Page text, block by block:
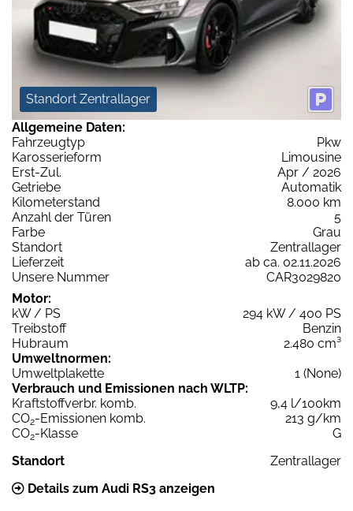
Standort Zentrallager
Allgemeine Daten:
Fahrzeugtyp
Pkw
Karosserieform
Limousine
Erst-Zul.
Apr / 2026
Getriebe
Automatik
Kilometerstand
8.000 km
Anzahl der Türen
5
Farbe
Grau
Standort
Zentrallager
Lieferzeit
ab ca. 02.11.2026
Unsere Nummer
CAR3029820
Motor:
kW / PS
294 kW / 400 PS
Treibstoff
Benzin
Hubraum
2.480 cm³
Umweltnormen:
Umweltplakette
1 (None)
Verbrauch und Emissionen nach WLTP:
Kraftstoffverbr. komb.
9,4 l/100km
CO2-Emissionen komb.
213 g/km
CO2-Klasse
G
Standort
Zentrallager
Details zum Audi RS3 anzeigen